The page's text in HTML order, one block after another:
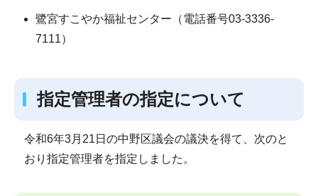
鷺宮すこやか福祉センター（電話番号03-3336-
7111）
指定管理者の指定について
令和6年3月21日の中野区議会の議決を得て、次のと
おり指定管理者を指定しました。